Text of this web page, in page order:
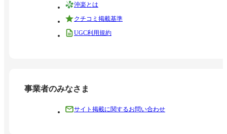
沖楽とは
クチコミ掲載基準
UGC利用規約
事業者のみなさま
サイト掲載に関するお問い合わせ